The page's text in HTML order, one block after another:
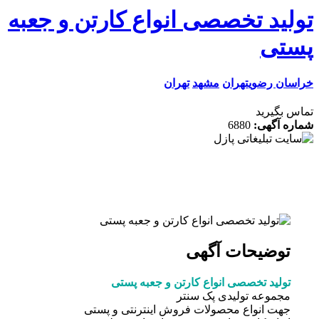
تخصصی انواع کارتن و جعبه
رضوی تهران مشهد تهران
بگیرید
آگهی:6880
توضیحات آگهی
تولید تخصصی انواع کارتن و جعبه پستی
مجموعه تولیدی پک سنتر
جهت انواع محصولات فروش اینترنتی و پستی